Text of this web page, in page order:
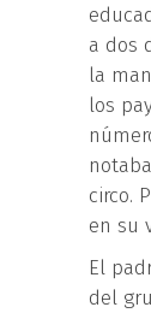
a dos
la
los
circo.
en su
El
del